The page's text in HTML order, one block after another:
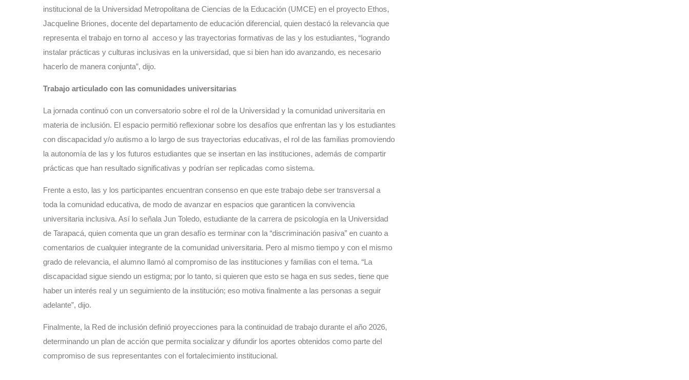
institucional de la Universidad Metropolitana de Ciencias de la Educación (UMCE) en el proyecto Ethos,
Jacqueline Briones, docente del departamento de educación diferencial, quien destacó la relevancia que
representa el trabajo en torno al acceso y las trayectorias formativas de las y los estudiantes, “logrando
instalar prácticas y culturas inclusivas en la universidad, que si bien han ido avanzando, es necesario
hacerlo de manera conjunta”, dijo.
Trabajo articulado con las comunidades universitarias
La jornada continuó con un conversatorio sobre el rol de la Universidad y la comunidad universitaria en
materia de inclusión. El espacio permitió reflexionar sobre los desafíos que enfrentan las y los estudiantes
con discapacidad y/o autismo a lo largo de sus trayectorias educativas, el rol de las familias promoviendo
la autonomía de las y los futuros estudiantes que se insertan en las instituciones, además de compartir
prácticas que han resultado significativas y podrían ser replicadas como sistema.
Frente a esto, las y los participantes encuentran consenso en que este trabajo debe ser transversal a
toda la comunidad educativa, de modo de avanzar en espacios que garanticen la convivencia
universitaria inclusiva. Así lo señala Jun Toledo, estudiante de la carrera de psicología en la Universidad
de Tarapacá, quien comenta que un gran desafío es terminar con la “discriminación pasiva” en cuanto a
comentarios de cualquier integrante de la comunidad universitaria. Pero al mismo tiempo y con el mismo
grado de relevancia, el alumno llamó al compromiso de las instituciones y familias con el tema. “La
discapacidad sigue siendo un estigma; por lo tanto, si quieren que esto se haga en sus sedes, tiene que
haber un interés real y un seguimiento de la institución; eso motiva finalmente a las personas a seguir
adelante”, dijo.
Finalmente, la Red de inclusión definió proyecciones para la continuidad de trabajo durante el año 2026,
determinando un plan de acción que permita socializar y difundir los aportes obtenidos como parte del
compromiso de sus representantes con el fortalecimiento institucional.